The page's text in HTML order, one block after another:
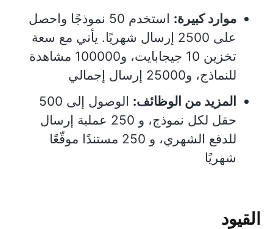
موارد كبيرة:
استخدم 50 نموذجًا واحصل
على 2500 إرسال شهريًا. يأتي مع سعة
تخزين 10 جيجابايت، و100000 مشاهدة
للنماذج، و25000 إرسال إجمالي
المزيد من الوظائف:
الوصول إلى 500
حقل لكل نموذج، و 250 عملية إرسال
للدفع الشهري، و 250 مستندًا موقّعًا
شهريًا
القيود